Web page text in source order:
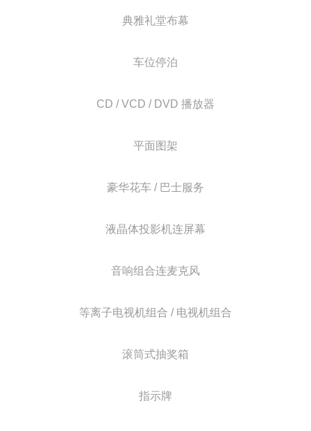
典雅礼堂布幕
车位停泊
CD / VCD / DVD 播放器
平面图架
豪华花车 / 巴士服务
液晶体投影机连屏幕
音响组合连麦克风
等离子电视机组合 / 电视机组合
滚筒式抽奖箱
指示牌